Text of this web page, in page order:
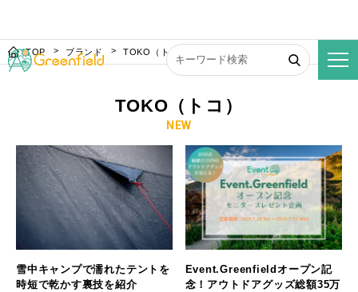
TOP ブランド TOKO（トコ）
TOKO（トコ）
NEW
雪中キャンプで濡れたテントを
時短で乾かす裏技を紹介
Event.Greenfieldオープン記
念！アウトドアグッズ総額35万